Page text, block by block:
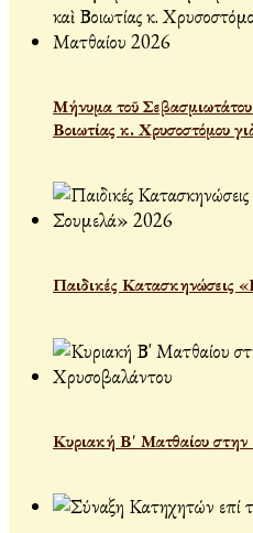
Μήνυμα τοῦ
Βοιωτίας κ. Χρυσοστόμου
Παιδικές Κατασκηνώσεις
Κυριακή Β' Ματθαίου στην